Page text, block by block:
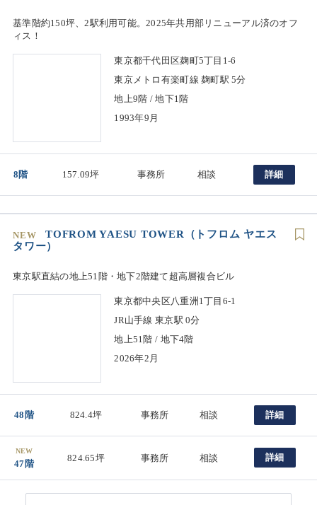
基準階約150坪、2駅利用可能。2025年共用部リニューアル済のオフ
ィス！
東京都千代田区麹町5丁目1-6
東京メトロ有楽町線 麹町駅 5分
地上9階 / 地下1階
1993年9月
8階 157.09坪 事務所 相談 詳細
NEW
TOFROM YAESU TOWER（トフロム ヤエス
タワー）
東京駅直結の地上51階・地下2階建て超高層複合ビル
東京都中央区八重洲1丁目6-1
JR山手線 東京駅 0分
地上51階 / 地下4階
2026年2月
48階 824.4坪 事務所 相談 詳細
NEW
47階
824.65坪 事務所 相談 詳細